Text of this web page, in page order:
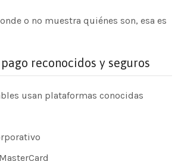
o no muestra quiénes son, esa es
reconocidos y seguros
usan plataformas conocidas